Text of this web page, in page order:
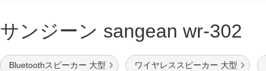
カテゴリ一覧からさがす
サンジーン sangean wr-302
Bluetoothスピーカー 大型 ワイヤレススピーカー 大型